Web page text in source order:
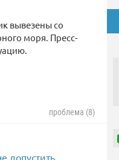
вывезены со
моря. Пресс-
проблема (8)
допустить